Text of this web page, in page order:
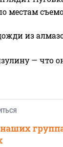
местам
из
— что